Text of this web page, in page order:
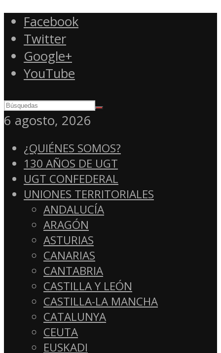
Facebook
Twitter
Google+
YouTube
6 agosto, 2026
¿QUIÉNES SOMOS?
130 AÑOS DE UGT
UGT CONFEDERAL
UNIONES TERRITORIALES
ANDALUCÍA
ARAGÓN
ASTURIAS
CANARIAS
CANTABRIA
CASTILLA Y LEÓN
CASTILLA-LA MANCHA
CATALUNYA
CEUTA
EUSKADI